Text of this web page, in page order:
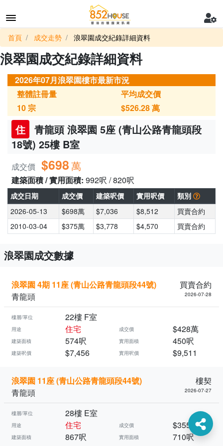
首頁 成交走勢 浪翠園成交紀錄詳細資料
浪翠園成交紀錄詳細資料
2026年07月浪翠園樓市最新市況
整體註冊量
10宗
平均成交價
$526.28萬
住
青龍頭 浪翠園 5座 (青山公路青龍頭段
18號) 25樓 B室
成交價 $698萬
建築面積 / 實用面積: 992呎 / 820呎
成交日期 成交價 建築呎價 實用呎價
類別
2026-05-13
$698萬 $7,036 $8,512
買賣合約
2010-03-04
$375萬 $3,778 $4,570 買賣合約
浪翠園成交數據
浪翠園 4期 11座 (青山公路青龍頭段44號)
買賣合約
青龍頭
2026-07-28
樓層/單位 22樓 F室
用途 住宅 成交價 $428萬
建築面積 574呎 實用面積 450呎
建築呎價 $7,456 實用呎價 $9,511
浪翠園 11座 (青山公路青龍頭段44號)
樓契
青龍頭
2026-07-27
樓層/單位 28樓 E室
用途 住宅 成交價 $355萬
建築面積 867呎 實用面積 710呎